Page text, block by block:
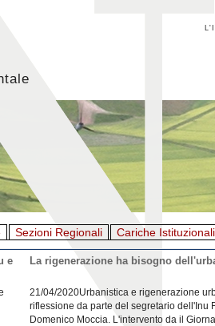
Sezioni Regionali Cariche Istituzionali
e
La rigenerazione ha bisogno
21/04/2020Urbanistica e rigenerazione
riflessione da parte del segretario dell'Inu
Domenico Moccia. L'intervento da il